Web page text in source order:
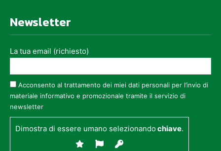
Newsletter
La tua email (richiesto)
Acconsento al trattamento dei miei dati personali per l’invio di
materiale informativo e promozionale tramite il servizio di
newsletter
Dimostra di essere umano selezionandochiave.